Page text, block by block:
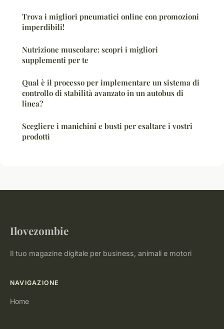
Trova i migliori pneumatici online con promozioni
imperdibili!
Nutrizione muscolare: scopri i migliori
supplementi per te
Qual è il processo per implementare un sistema di
controllo di stabilità avanzato in un autobus di
linea?
Scegliere i manichini e busti per esaltare i vostri
prodotti
Ilovezombie
Il tuo magazine digitale per business, animali e motori
NAVIGAZIONE
Home